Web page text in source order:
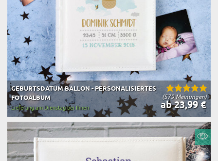
(579 Meinungen)
GEBURTSDATUM BALLON - PERSONALISIERTES
FOTOALBUM
ab 23,99 €
Lieferung am Dienstag bei Ihnen